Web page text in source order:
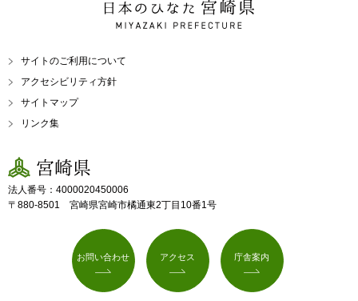
日本のひなた 宮崎県
MIYAZAKI PREFECTURE
サイトのご利用について
アクセシビリティ方針
サイトマップ
リンク集
宮崎県
法人番号：4000020450006
〒880-8501 宮崎県宮崎市橘通東2丁目10番1号
お問い合わせ アクセス 庁舎案内